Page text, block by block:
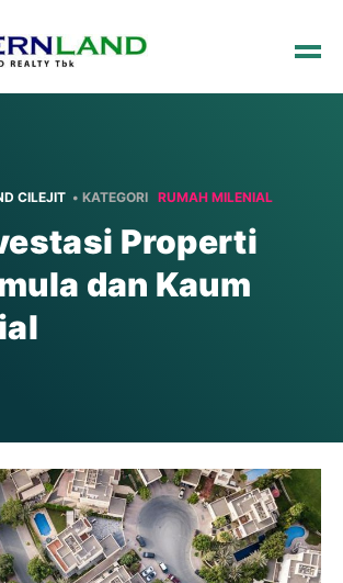
CILEJIT • KATEGORI RUMAH MILENIAL
Properti
dan Kaum